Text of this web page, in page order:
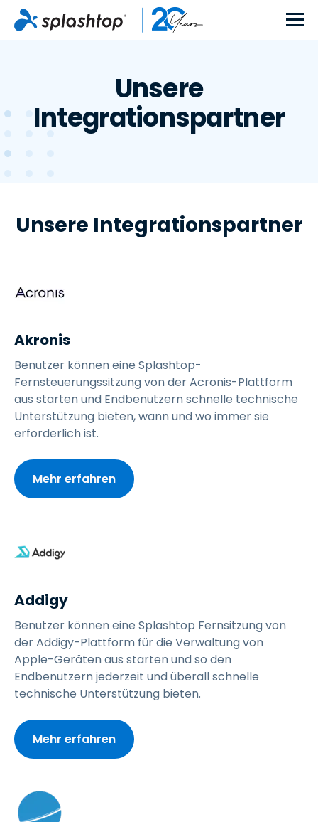
Unsere
Integrationspartner
Unsere Integrationspartner
Akronis
Benutzer können eine Splashtop-
Fernsteuerungssitzung von der Acronis-Plattform
aus starten und Endbenutzern schnelle technische
Unterstützung bieten, wann und wo immer sie
erforderlich ist.
Mehr erfahren
Addigy
Benutzer können eine Splashtop Fernsitzung von
der Addigy-Plattform für die Verwaltung von
Apple-Geräten aus starten und so den
Endbenutzern jederzeit und überall schnelle
technische Unterstützung bieten.
Mehr erfahren